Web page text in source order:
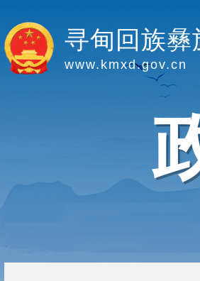
寻甸回族彝
www.kmxd.gov.cn